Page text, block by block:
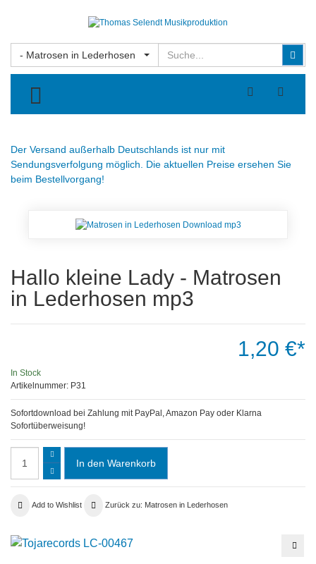
- Matrosen in Lederhosen
TOGGLE MENU
Der Versand außerhalb Deutschlands ist nur mit
Sendungsverfolgung möglich. Die aktuellen Preise ersehen Sie
beim Bestellvorgang!
Hallo kleine Lady - Matrosen
in Lederhosen mp3
1,20 €*
In Stock
Artikelnummer: P31
Sofortdownload bei Zahlung mit PayPal, Amazon Pay oder Klarna
Sofortüberweisung!
Add to Wishlist Zurück zu: Matrosen in Lederhosen